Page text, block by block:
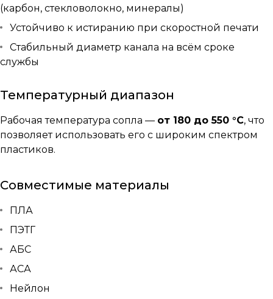
(карбон, стекловолокно, минералы)
Устойчиво к истиранию при скоростной печати
Стабильный диаметр канала на всём сроке
службы
Температурный диапазон
Рабочая температура сопла — от 180 до 550 °C, что
позволяет использовать его с широким спектром
пластиков.
Совместимые материалы
ПЛА
ПЭТГ
АБС
АСА
Нейлон